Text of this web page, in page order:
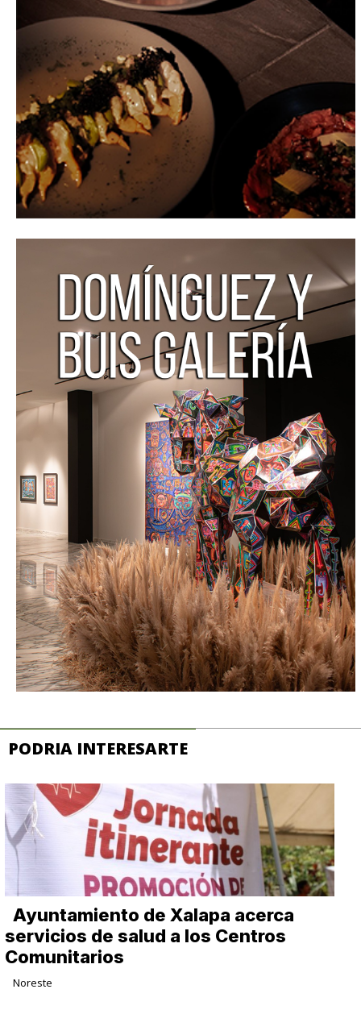
PODRIA INTERESARTE
Ayuntamiento de Xalapa acerca
servicios de salud a los Centros
Comunitarios
Noreste